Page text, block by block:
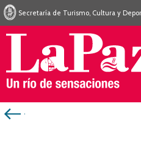
Secretaría de Turismo, Cultura y